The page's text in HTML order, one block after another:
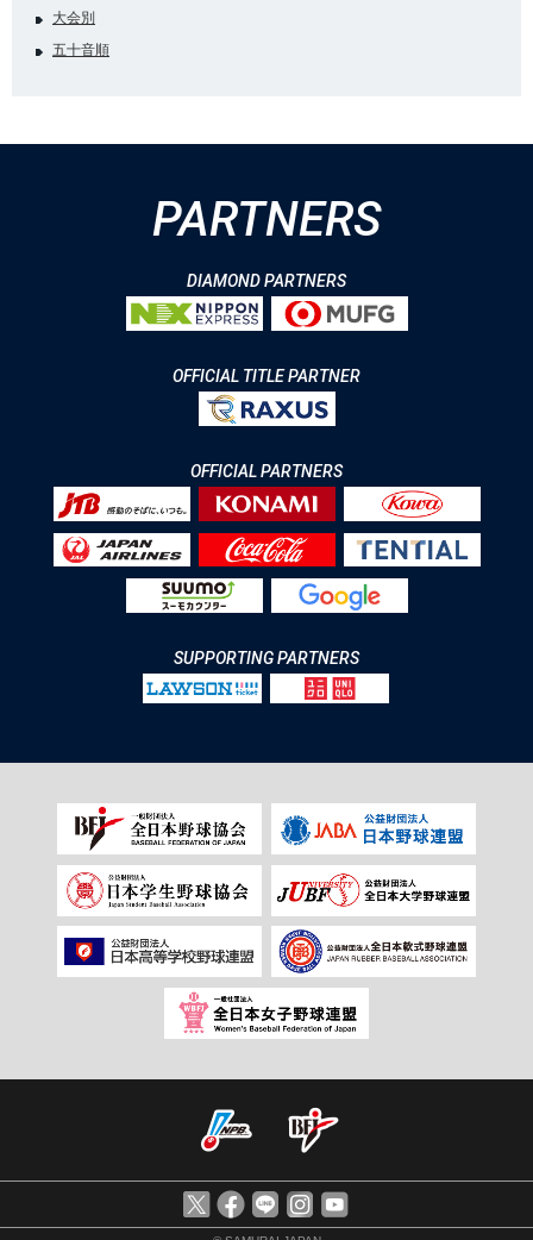
大会別
五十音順
PARTNERS
DIAMOND PARTNERS
OFFICIAL TITLE PARTNER
OFFICIAL PARTNERS
SUPPORTING PARTNERS